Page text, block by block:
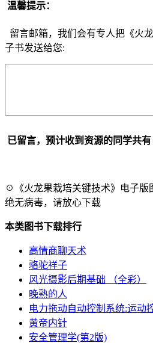
温馨提示：
留言邮箱，我们会有专人把《火
子书发送给您:
已留言，预计收到资源的同学共有
☉《火龙果栽培关键技术》电子版
绝无病毒，请放心下载
本类图书下载排行
高情商聊天术
骆驼祥子
风光摄影后期基础 （全彩）
晚熟的人
电力拖动自动控制系统:运动
黄帝内针
安全管理学(第2版)